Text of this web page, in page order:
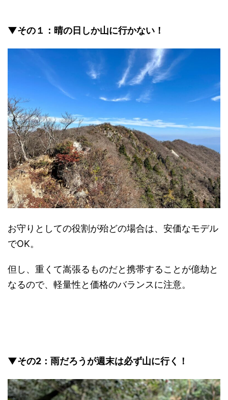
▼その１：晴の日しか山に行かない！
お守りとしての役割が殆どの場合は、安価なモデル
でOK。
但し、重くて嵩張るものだと携帯することが億劫と
なるので、軽量性と価格のバランスに注意。
▼その2：雨だろうが週末は必ず山に行く！